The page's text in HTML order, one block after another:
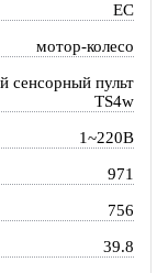
EC
мотор-колесо
сенсорный пульт
TS4w
1~220В
971
756
39.8